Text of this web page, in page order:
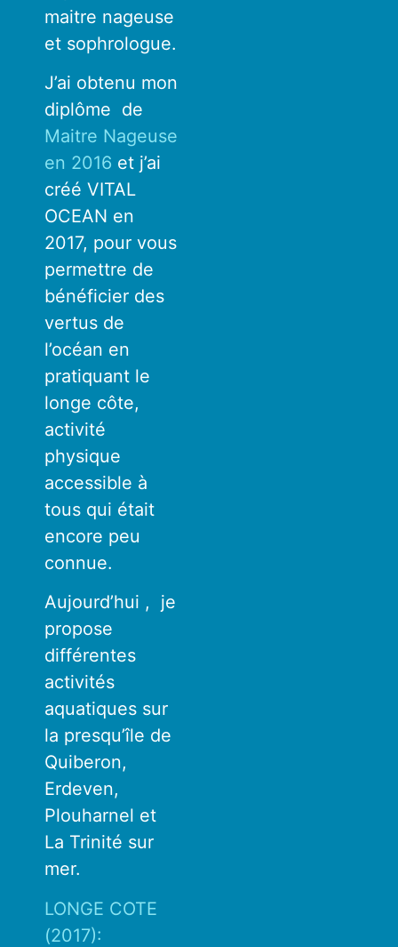
maitre nageuse
et sophrologue.
J’ai obtenu mon
diplôme de
Maitre Nageuse
en 2016 et j’ai
créé VITAL
OCEAN en
2017, pour vous
permettre de
bénéficier des
vertus de
l’océan en
pratiquant le
longe côte,
activité
physique
accessible à
tous qui était
encore peu
connue.
Aujourd’hui , je
propose
différentes
activités
aquatiques sur
la presqu’île de
Quiberon,
Erdeven,
Plouharnel et
La Trinité sur
mer.
LONGE COTE
(2017):